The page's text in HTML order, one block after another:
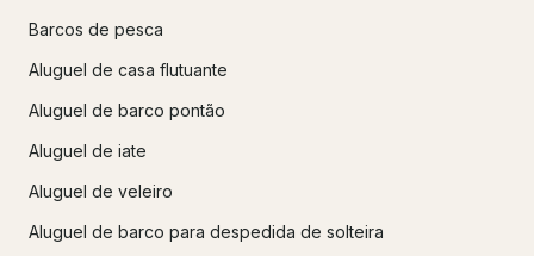
Barcos de pesca
Aluguel de casa flutuante
Aluguel de barco pontão
Aluguel de iate
Aluguel de veleiro
Aluguel de barco para despedida de solteira